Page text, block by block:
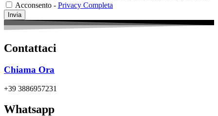
Acconsento - Privacy Completa
Invia
Contattaci
Chiama Ora
+39 3886957231
Whatsapp